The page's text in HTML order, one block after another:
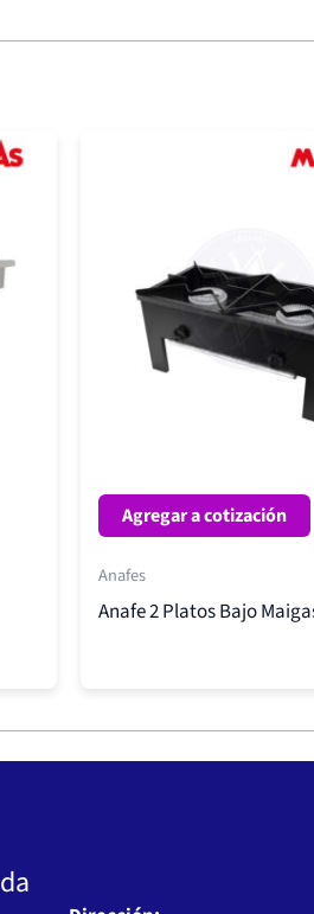
Agregar a cotización
Anafes
Anafe 2 Platos Bajo